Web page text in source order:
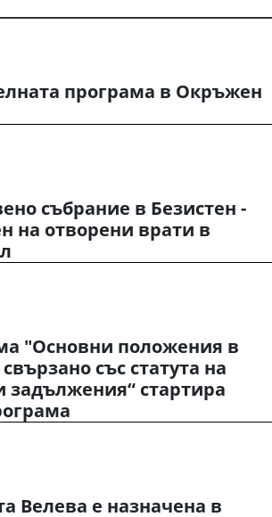
програма в Окръжен
събрание в Безистен -
на отворени врати в
"Основни положения в
със статута на
задължения“ стартира
Велева е назначена в